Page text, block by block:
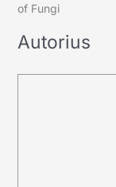
of Fungi
Autorius